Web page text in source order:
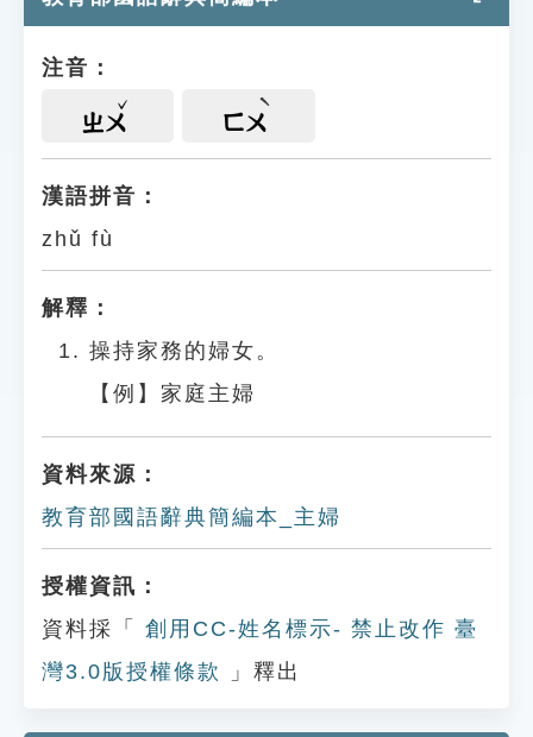
遊戲專區
貓頭鷹博士
注音：
ㄓㄨ ㄈㄨ
漢語拼音：
zhǔ fù
解釋：
操持家務的婦女。
【例】家庭主婦
資料來源：
教育部國語辭典簡編本_主婦
授權資訊：
資料採「
創用CC-姓名標示- 禁止改作 臺
灣3.0版授權條款
」釋出